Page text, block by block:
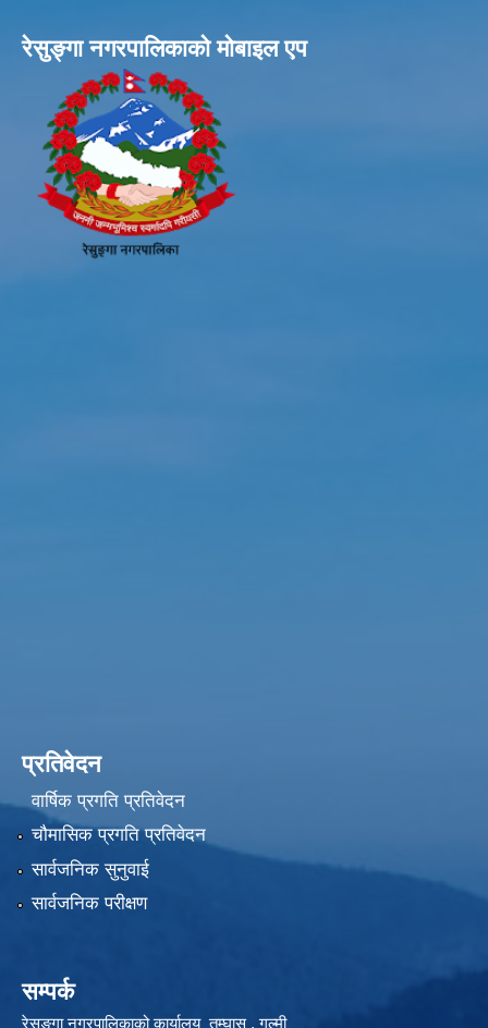
रेसुङ्गा नगरपालिकाकाे माेबाइल एप
प्रतिवेदन
वार्षिक प्रगति प्रतिवेदन
चौमासिक प्रगति प्रतिवेदन
सार्वजनिक सुनुवाई
सार्वजनिक परीक्षण
सम्पर्क
रेसुङ्गा नगरपालिकाको कार्यालय तम्घास , गुल्मी